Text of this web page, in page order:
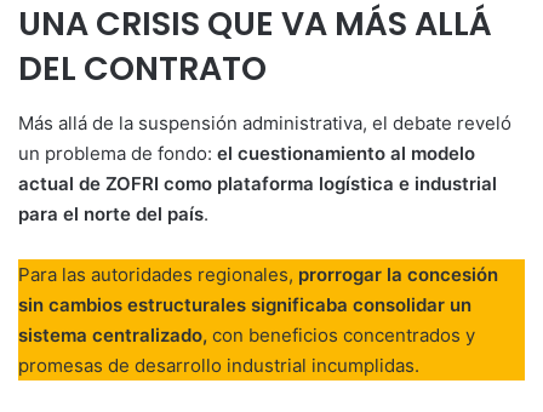
UNA CRISIS QUE VA MÁS ALLÁ
DEL CONTRATO
Más allá de la suspensión administrativa, el debate reveló
un problema de fondo: el cuestionamiento al modelo
actual de ZOFRI como plataforma logística e industrial
para el norte del país.
Para las autoridades regionales, prorrogar la concesión
sin cambios estructurales significaba consolidar un
sistema centralizado, con beneficios concentrados y
promesas de desarrollo industrial incumplidas.